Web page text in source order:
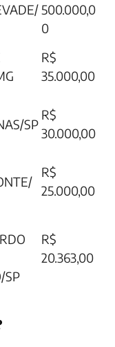
500.000,0
0
R$
35.000,00
SP
R$
30.000,00
R$
25.000,00
SP
R$
20.363,00